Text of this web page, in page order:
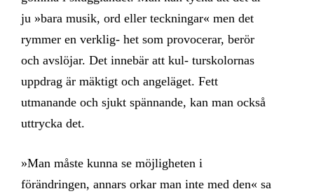
ju »bara musik, ord eller teckningar« men det
rymmer en verklig- het som provocerar, berör
och avslöjar. Det innebär att kul- turskolornas
uppdrag är mäktigt och angeläget. Fett
utmanande och sjukt spännande, kan man också
uttrycka det.
»Man måste kunna se möjligheten i
förändringen, annars orkar man inte med den« sa